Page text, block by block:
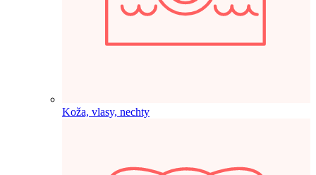
Koža, vlasy, nechty